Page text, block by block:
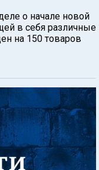
о начале новой
в себя различные
на 150 товаров